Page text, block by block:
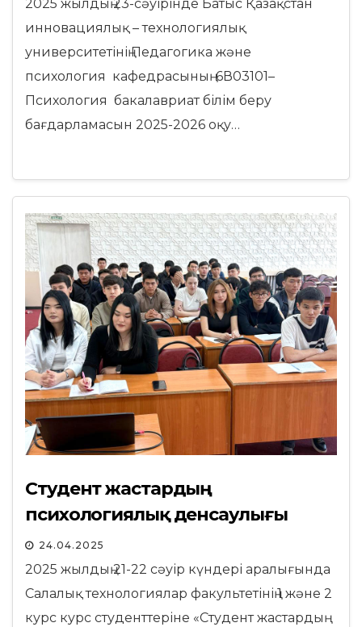
2025 жылдың 23-сәуірінде Батыс Қазақстан
инновациялық – технологиялық
университетінің Педагогика және
психология кафедрасының 6В03101–
Психология бакалавриат білім беру
бағдарламасын 2025-2026 оқу…
Студент жастардың
психологиялық денсаулығы
24.04.2025
2025 жылдың 21-22 сәуір күндері аралығында
Салалық технологиялар факультетінің 1 және 2
курс курс студенттеріне «Студент жастардың